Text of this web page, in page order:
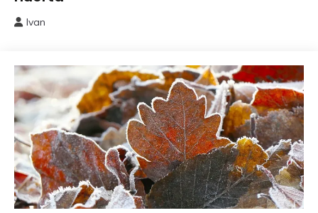
Huerto
2026
Ivan